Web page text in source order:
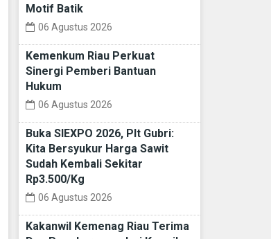
Motif Batik
06 Agustus 2026
Kemenkum Riau Perkuat
Sinergi Pemberi Bantuan
Hukum
06 Agustus 2026
Buka SIEXPO 2026, Plt Gubri:
Kita Bersyukur Harga Sawit
Sudah Kembali Sekitar
Rp3.500/Kg
06 Agustus 2026
Kakanwil Kemenag Riau Terima